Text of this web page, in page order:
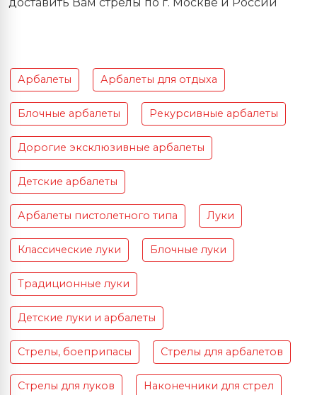
доставить Вам стрелы по г. Москве и России
Арбалеты Арбалеты для отдыха
Блочные арбалеты Рекурсивные арбалеты
Дорогие эксклюзивные арбалеты
Детские арбалеты
Арбалеты пистолетного типа Луки
Классические луки Блочные луки
Традиционные луки
Детские луки и арбалеты
Стрелы, боеприпасы Стрелы для арбалетов
Стрелы для луков Наконечники для стрел